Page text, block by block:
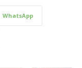
WhatsApp